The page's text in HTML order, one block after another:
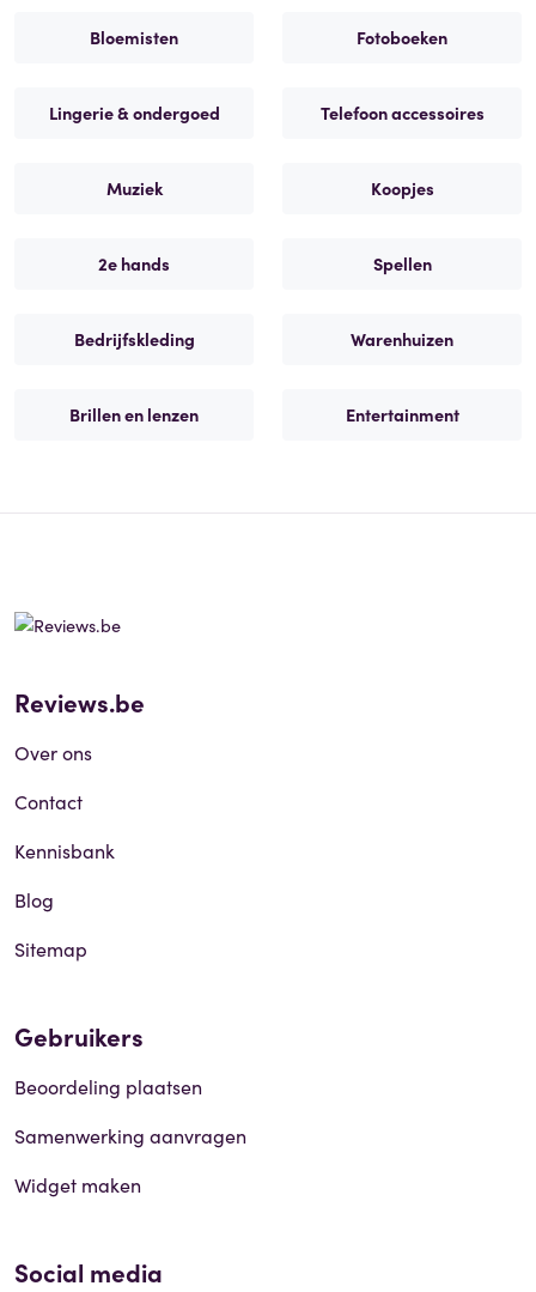
Bloemisten Fotoboeken
Lingerie & ondergoed Telefoon accessoires
Muziek Koopjes
2e hands Spellen
Bedrijfskleding Warenhuizen
Brillen en lenzen Entertainment
Reviews.be
Over ons
Contact
Kennisbank
Blog
Sitemap
Gebruikers
Beoordeling plaatsen
Samenwerking aanvragen
Widget maken
Social media